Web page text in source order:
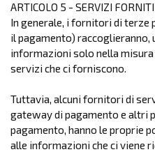
ARTICOLO 5 - SERVIZI
In generale, i fornitori di terze
il pagamento)
informazioni solo nella
servizi che ci forniscono.
Tuttavia, alcuni fornitori di
gateway di pagamento e altri
pagamento, hanno le proprie
alle informazioni che ci viene